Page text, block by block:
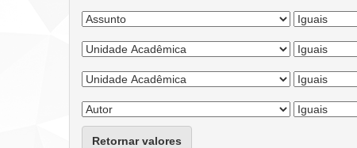
Retornar valores